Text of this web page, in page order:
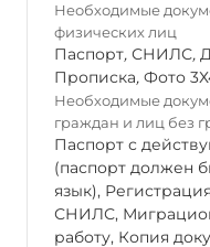
Необходимые
физических лиц
Паспорт, СНИЛС,
Прописка, Фото
Необходимые
граждан и лиц без
Паспорт с
(паспорт должен
язык),
СНИЛС,
работу, Копия